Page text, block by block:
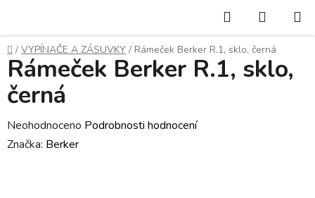
obsah
Hledat
KOŠÍK
Domů
/ VYPÍNAČE A ZÁSUVKY / Rámeček Berker R.1, sklo, černá
Rámeček Berker R.1, sklo,
černá
Průměrné
hodnocení
Neohodnoceno Podrobnosti hodnocení
Značka: Berker